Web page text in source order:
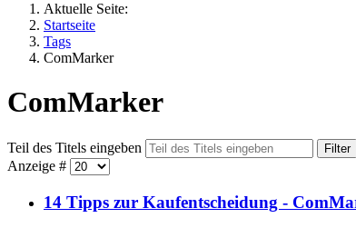
Aktuelle Seite:
Startseite
Tags
ComMarker
ComMarker
Teil des Titels eingeben Filter
Anzeige #
14 Tipps zur Kaufentscheidung -